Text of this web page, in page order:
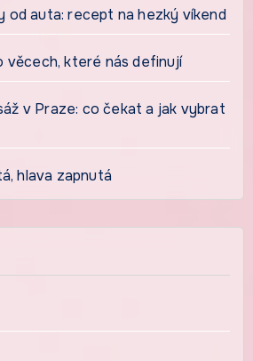
od auta: recept na hezký víkend
věcech, které nás definují
v Praze: co čekat a jak vybrat
hlava zapnutá